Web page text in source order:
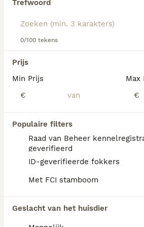
Trefwoord
0/100 tekens
Prijs
Min Prijs
€
Max
€
Populaire filters
Raad van Beheer
geverifieerd
ID-geverifieerde fokkers
Met FCI stamboom
Geslacht van het huisdier
We hebben 0 Sint Bernard
Als je toekomstige resultaten
exacte zoekopdracht, sla dan je
vind jouw perfecte
Zoekopdracht